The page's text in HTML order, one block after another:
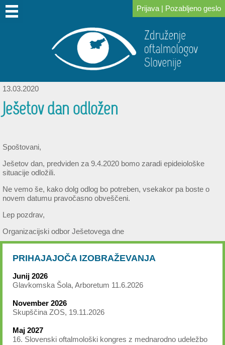
DOMOV
O
PRIDRUŽITE
ZA
KONGRESI
ZA
POVEZAVE
NOVICE
IZOBRAŽEVANJE
SKLAD
Prijava | Pozabljeno geslo
13.03.2020
Ješetov dan odložen
Spoštovani,
Ješetov dan, predviden za 9.4.2020 bomo zaradi epideiološke
situacije odložili.
Ne vemo še, kako dolg odlog bo potreben, vsekakor pa boste o
novem datumu pravočasno obveščeni.
Lep pozdrav,
Organizacijski odbor Ješetovega dne
PRIHAJAJOČA IZOBRAŽEVANJA
Junij 2026
Glavkomska Šola, Arboretum 11.6.2026
November 2026
Skupščina ZOS, 19.11.2026
Maj 2027
16. Slovenski oftalmološki kongres z mednarodno udeležbo